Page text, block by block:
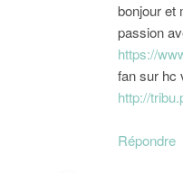
bonjour et
passion
https://
fan sur hc
http://
Répondre